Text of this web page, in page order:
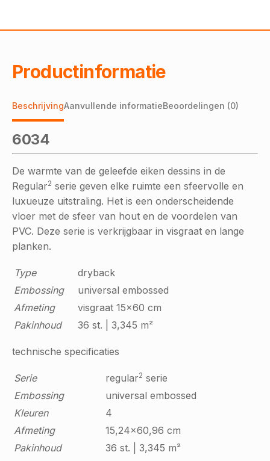
Productinformatie
BeschrijvingAanvullende informatieBeoordelingen (0)
6034
De warmte van de geleefde eiken dessins in de
Regular2 serie geven elke ruimte een sfeervolle en
luxueuze uitstraling. Het is een onderscheidende
vloer met de sfeer van hout en de voordelen van
PVC. Deze serie is verkrijgbaar in visgraat en lange
planken.
Type
dryback
Embossing
universal embossed
Afmeting
visgraat 15x60 cm
Pakinhoud
36 st. | 3,345 m²
technische specificaties
Serie regular2 serie
Embossing
universal embossed
Kleuren
4
Afmeting
15,24x60,96 cm
Pakinhoud
36 st. | 3,345 m²